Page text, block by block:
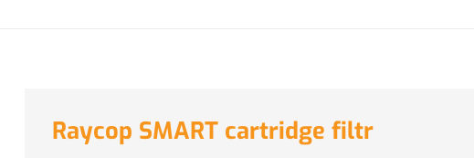
Raycop SMART cartridge filtr